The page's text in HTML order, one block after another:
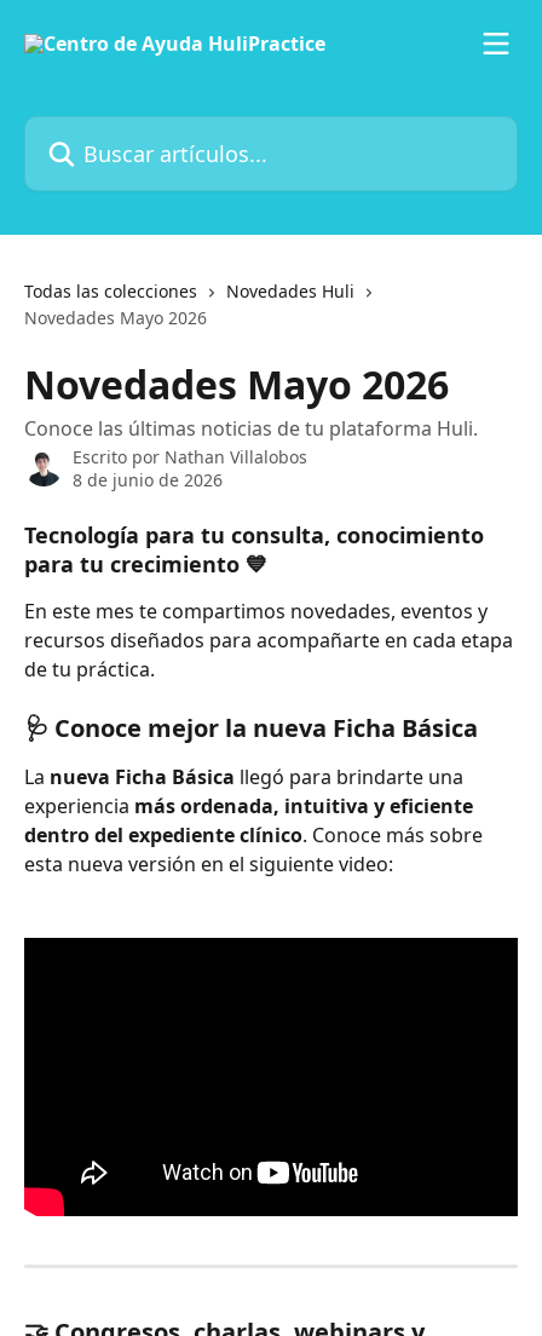
Buscar artículos...
Todas las colecciones
Novedades Huli
Novedades Mayo 2026
Novedades Mayo 2026
Conoce las últimas noticias de tu plataforma Huli.
Escrito por Nathan Villalobos
8 de junio de 2026
Tecnología para tu consulta, conocimiento
para tu crecimiento 💙
En este mes te compartimos novedades, eventos y
recursos diseñados para acompañarte en cada etapa
de tu práctica.
🩺 Conoce mejor la nueva Ficha Básica
La nueva Ficha Básica llegó para brindarte una
experiencia más ordenada, intuitiva y eficiente
dentro del expediente clínico. Conoce más sobre
esta nueva versión en el siguiente video: